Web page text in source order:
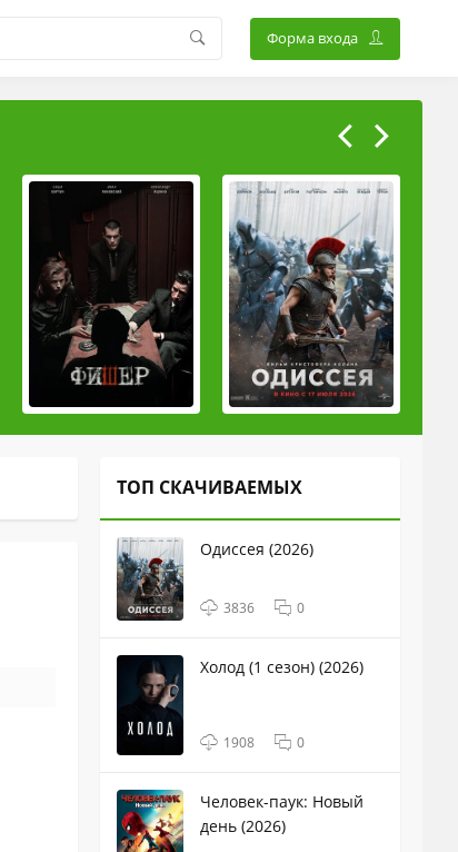
Форма входа
ТОП СКАЧИВАЕМЫХ
Одиссея (2026)
3836 0
Холод (1 сезон) (2026)
1908 0
Человек-паук: Новый
день (2026)